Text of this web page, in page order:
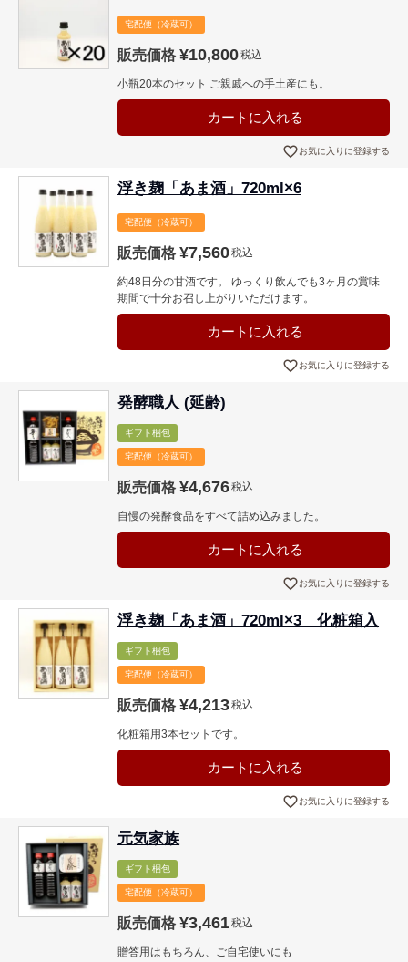
宅配便（冷蔵可）
販売価格 ¥10,800税込
小瓶20本のセット ご親戚への手土産にも。
カートに入れる
お気に入りに登録する
浮き麹「あま酒」720ml×6
宅配便（冷蔵可）
販売価格 ¥7,560税込
約48日分の甘酒です。 ゆっくり飲んでも3ヶ月の賞味
期間で十分お召し上がりいただけます。
カートに入れる
お気に入りに登録する
発酵職人 (延齢)
ギフト梱包
宅配便（冷蔵可）
販売価格 ¥4,676税込
自慢の発酵食品をすべて詰め込みました。
カートに入れる
お気に入りに登録する
浮き麹「あま酒」720ml×3 化粧箱入
ギフト梱包
宅配便（冷蔵可）
販売価格 ¥4,213税込
化粧箱用3本セットです。
カートに入れる
お気に入りに登録する
元気家族
ギフト梱包
宅配便（冷蔵可）
販売価格 ¥3,461税込
贈答用はもちろん、ご自宅使いにも